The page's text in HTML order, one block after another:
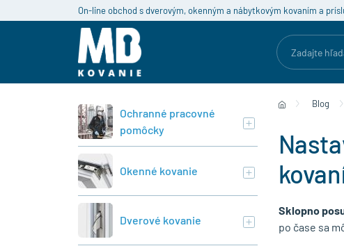
On-line obchod s dverovým, okenným a nábytkovým kovaním a
Blog
Sklopno
po čase sa
Ochranné pracovné
pomôcky
Okenné kovanie
Dverové kovanie